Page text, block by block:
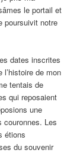
le portail et
poursuivit notre
dates inscrites
de mon
tentais de
qui reposaient
une
couronnes. Les
étions
du souvenir